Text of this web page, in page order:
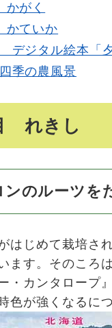
がく
ていか
ジタル絵本「
季の農風景
れきし
のルーツを
はじめて栽培さ
ます。そのころ
・カンタロープ
色が強くなるに